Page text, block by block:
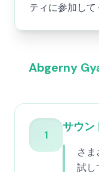
ティに参加して
Abgerny
1
サウン
さ
試し